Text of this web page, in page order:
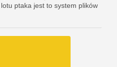
ptaka jest to system plików
możliwością robienia